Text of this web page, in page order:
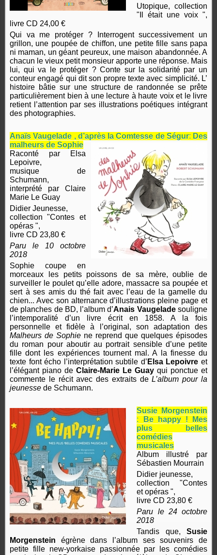
Utopique, collection
"Il était une voix ",
livre CD 24,00 €
Qui va me protéger ? Interrogent successivement un
grillon, une poupée de chiffon, une petite fille sans papa
ni maman, un géant peureux, une maison abandonnée. A
chacun le vieux petit monsieur apporte une réponse. Mais
lui, qui va le protéger ? Conte sur la solidarité par un
conteur engagé qui dit son propre texte avec simplicité. L’
histoire bâtie sur une structure de randonnée se prête
particulièrement bien à une lecture à haute voix et le livre
retient l’attention par ses illustrations poétiques intégrant
des photographies.
Anaïs Vaugelade , d’après la Comtesse de Ségur: Des
malheurs de Sophie
Raconté par Elsa
Lepoivre,
musique de
Schumann,
interprété par Claire
Marie Le Guay
Didier Jeunesse,
collection "Contes et
opéras ",
livre CD 23,80 €
Paru le 10 octobre
2018
Sophie coupe en
morceaux les petits poissons de sa mère, oublie de
surveiller le poulet qu’elle adore, massacre sa poupée et
sert à ses amis du thé fait avec l’eau de la gamelle du
chien... Avec son alternance d’illustrations pleine page et
de planches de BD, l’album d’Anais Vaugeladesouligne
l’intemporalité d’un livre écrit en 1858. A la fois
personnelle et fidèle à l’original, son adaptation des
Malheurs de Sophie ne reprend que quelques épisodes
du roman pour aboutir au portrait sensible d’une petite
fille dont les expériences tournent mal. A la finesse du
texte font écho l’interprétation subtile d’ Elsa Lepoivre et
l’élégant piano de Claire-Marie Le Guay qui ponctue et
commente le récit avec des extraits deL’album pour la
jeunesse de Schumann.
Susie Morgenstein
:
Be happy ! Mes
plus belles
comédies
musicales
Album illustré par
Sébastien Mourrain
Didier jeunesse,
collection "Contes
et opéras ",
livre CD 23,80 €
Paru le 24 octobre
2018
Tandis que, Susie
Morgenstein égrène dans l’album ses souvenirs de
petite fille new-yorkaise passionnée par les comédies